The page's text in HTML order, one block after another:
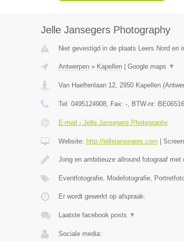
Jelle Jansegers Photography
Niet gevestigd in de plaats Leers Nord en
Antwerpen» Kapellen| Google maps ▼
Van Haeftenlaan 12, 2950 Kapellen(
Tel: 0495124908, Fax: -, BTW-nr:
E-mail › Jelle Jansegers Photography
Website: http://jellejansegers.com
Jong en ambitieuze allround fotograaf
Eventfotografie, Modefotografie,
Er wordt gewerkt op afspraak.
Laatste facebook posts ▼
Sociale media: